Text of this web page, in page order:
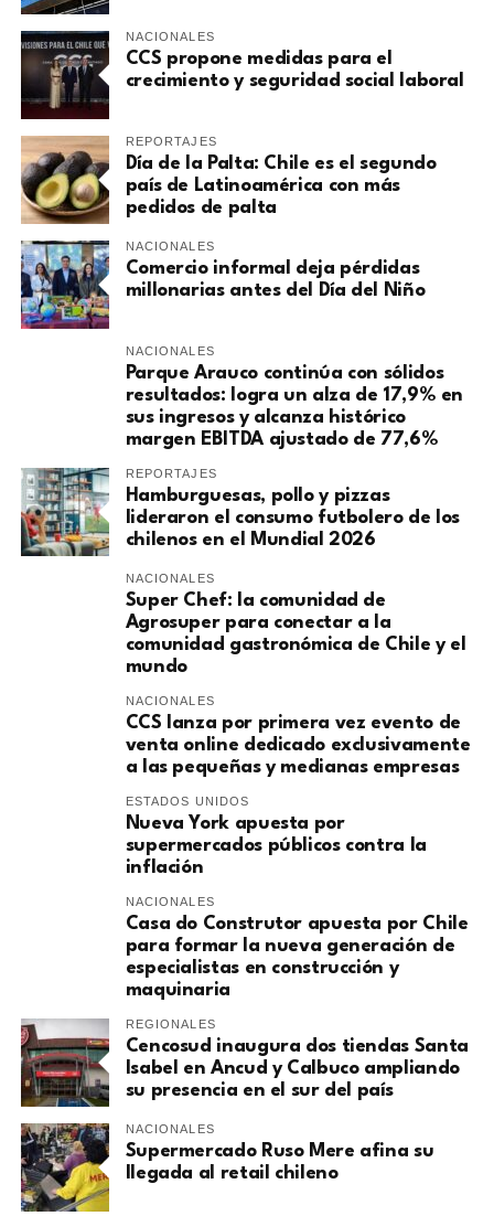
NACIONALES
CCS propone medidas para el
crecimiento y seguridad social laboral
REPORTAJES
Día de la Palta: Chile es el segundo
país de Latinoamérica con más
pedidos de palta
NACIONALES
Comercio informal deja pérdidas
millonarias antes del Día del Niño
NACIONALES
Parque Arauco continúa con sólidos
resultados: logra un alza de 17,9% en
sus ingresos y alcanza histórico
margen EBITDA ajustado de 77,6%
REPORTAJES
Hamburguesas, pollo y pizzas
lideraron el consumo futbolero de los
chilenos en el Mundial 2026
NACIONALES
Super Chef: la comunidad de
Agrosuper para conectar a la
comunidad gastronómica de Chile y el
mundo
NACIONALES
CCS lanza por primera vez evento de
venta online dedicado exclusivamente
a las pequeñas y medianas empresas
ESTADOS UNIDOS
Nueva York apuesta por
supermercados públicos contra la
inflación
NACIONALES
Casa do Construtor apuesta por Chile
para formar la nueva generación de
especialistas en construcción y
maquinaria
REGIONALES
Cencosud inaugura dos tiendas Santa
Isabel en Ancud y Calbuco ampliando
su presencia en el sur del país
NACIONALES
Supermercado Ruso Mere afina su
llegada al retail chileno